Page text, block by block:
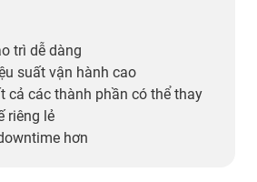
trì dễ dàng
suất vận hành cao
cả các thành phần có thể thay
riêng lẻ
hơn